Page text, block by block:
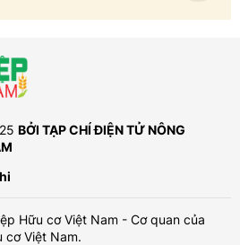
BỞI TẠP CHÍ ĐIỆN TỬ NÔNG
Hữu cơ Việt Nam - Cơ quan của
cơ Việt Nam.